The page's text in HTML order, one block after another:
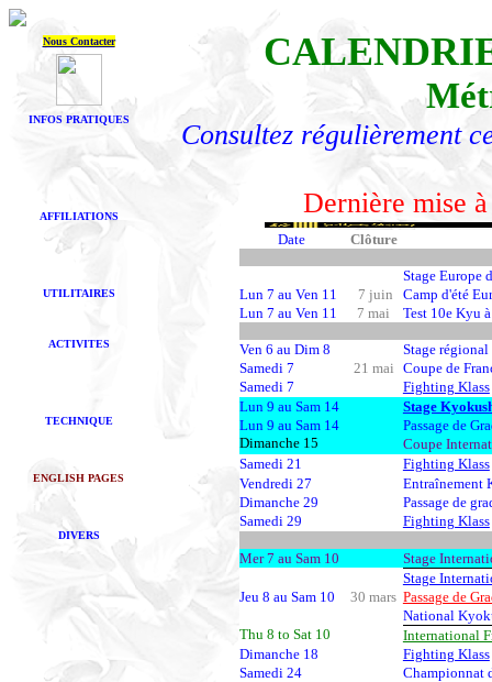
Nous Contacter
INFOS PRATIQUES
AFFILIATIONS
UTILITAIRES
ACTIVITES
TECHNIQUE
ENGLISH PAGES
DIVERS
Consultez régulièrement
Dernière mise
Date Clôture
Stage Europe
Lun 7 au Ven 11
7 juin
Camp d'été
Lun 7 au Ven 11
7 mai Test 10e Kyu
Ven 6 au Dim 8
Stage
Samedi 7
21 mai Coupe de
Samedi 7
Fighting Klass
Lun 9 au Sam 14
Stage
Lun 9 au Sam 14
Passage de
Dimanche 15
Coupe
Samedi 21
Fighting Klass
Vendredi 27
Entraînement
Dimanche 29
Passage de
Samedi 29
Fighting Klass
Mer 7 au Sam 10
Stage
Stage
Jeu 8 au Sam 10
30 mars Passage de
National
Thu 8 to Sat 10
International
Dimanche 18
Fighting Klass
Samedi 24
Championnat